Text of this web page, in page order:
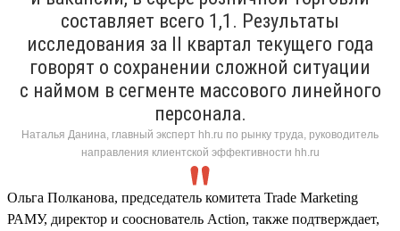
составляет всего 1,1. Результаты
исследования за II квартал текущего года
говорят о сохранении сложной ситуации
с наймом в сегменте массового линейного
персонала.
Наталья Данина, главный эксперт hh.ru по рынку труда, руководитель
направления клиентской эффективности hh.ru
Ольга Полканова, председатель комитета Trade Marketing
РАМУ, директор и сооснователь Action, также подтверждает,